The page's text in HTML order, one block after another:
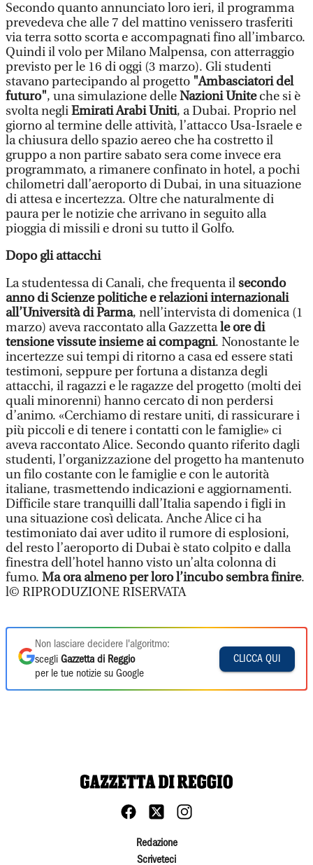
Secondo quanto annunciato loro ieri, il programma
prevedeva che alle 7 del mattino venissero trasferiti
via terra sotto scorta e accompagnati fino all’imbarco.
Quindi il volo per Milano Malpensa, con atterraggio
previsto per le 16 di oggi (3 marzo). Gli studenti
stavano partecipando al progetto "Ambasciatori del
futuro", una simulazione delleNazioni Uniteche si è
svolta negliEmirati Arabi Uniti, a Dubai. Proprio nel
giorno al termine delle attività, l’attacco Usa-Israele e
la chiusura dello spazio aereo che ha costretto il
gruppo a non partire sabato sera come invece era
programmato, a rimanere confinato in hotel, a pochi
chilometri dall’aeroporto di Dubai, in una situazione
di attesa e incertezza. Oltre che naturalmente di
paura per le notizie che arrivano in seguito alla
pioggia di missili e droni su tutto il Golfo.
Dopo gli attacchi
La studentessa di Canali, che frequenta ilsecondo
anno di Scienze politiche e relazioni internazionali
all’Università di Parma, nell’intervista di domenica (1
marzo) aveva raccontato alla Gazzettale ore di
tensione vissute insieme ai compagni. Nonostante le
incertezze sui tempi di ritorno a casa ed essere stati
testimoni, seppure per fortuna a distanza degli
attacchi, il ragazzi e le ragazze del progetto (molti dei
quali minorenni) hanno cercato di non perdersi
d’animo. «Cerchiamo di restare uniti, di rassicurare i
più piccoli e di tenere i contatti con le famiglie» ci
aveva raccontato Alice. Secondo quanto riferito dagli
studenti, l’organizzazione del progetto ha mantenuto
un filo costante con le famiglie e con le autorità
italiane, trasmettendo indicazioni e aggiornamenti.
Difficile stare tranquilli dall’Italia sapendo i figli in
una situazione così delicata. Anche Alice ci ha
testimoniato dai aver udito il rumore di esplosioni,
del resto l’aeroporto di Dubai è stato colpito e dalla
finestra dell’hotel hanno visto un’alta colonna di
fumo. Ma ora almeno per loro l’incubo sembra finire.
l© RIPRODUZIONE RISERVATA
Non lasciare decidere l'algoritmo:
scegli Gazzetta di Reggio
per le tue notizie su Google
CLICCA QUI
Redazione
Scriveteci